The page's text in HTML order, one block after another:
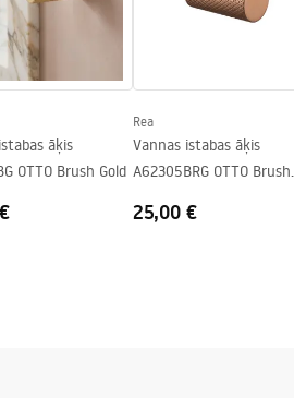
āķis
OTTO Brush Gold
Rea
Vannas istabas āķis
A62305BRG OTTO Brush
25,00 €